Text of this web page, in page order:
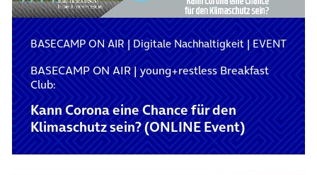
BASECAMP ON AIR|Digitale Nachhaltigkeit|EVENT
BASECAMP ON AIR | young+restless Breakfast
Club:
Kann Corona eine Chance für den
Klimaschutz sein? (ONLINE Event)